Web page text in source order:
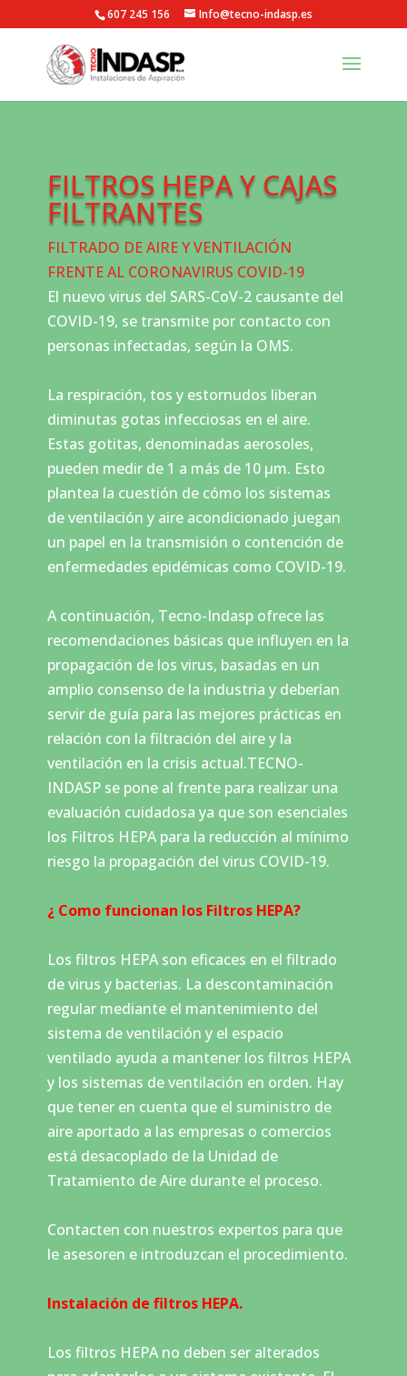
607 245 156 Info@tecno-indasp.es
FILTROS HEPA Y CAJAS
FILTRANTES
FILTRADO DE AIRE Y VENTILACIÓN
FRENTE AL CORONAVIRUS COVID-19
El nuevo virus del SARS-CoV-2 causante del
COVID-19, se transmite por contacto con
personas infectadas, según la OMS.
La respiración, tos y estornudos liberan
diminutas gotas infecciosas en el aire.
Estas gotitas, denominadas aerosoles,
pueden medir de 1 a más de 10 µm. Esto
plantea la cuestión de cómo los sistemas
de ventilación y aire acondicionado juegan
un papel en la transmisión o contención de
enfermedades epidémicas como COVID-19.
A continuación, Tecno-Indasp ofrece las
recomendaciones básicas que influyen en la
propagación de los virus, basadas en un
amplio consenso de la industria y deberían
servir de guía para las mejores prácticas en
relación con la filtración del aire y la
ventilación en la crisis actual.TECNO-
INDASP se pone al frente para realizar una
evaluación cuidadosa ya que son esenciales
los Filtros HEPA para la reducción al mínimo
riesgo la propagación del virus COVID-19.
¿ Como funcionan los Filtros HEPA?
Los filtros HEPA son eficaces en el filtrado
de virus y bacterias. La descontaminación
regular mediante el mantenimiento del
sistema de ventilación y el espacio
ventilado ayuda a mantener los filtros HEPA
y los sistemas de ventilación en orden. Hay
que tener en cuenta que el suministro de
aire aportado a las empresas o comercios
está desacoplado de la Unidad de
Tratamiento de Aire durante el proceso.
Contacten con nuestros expertos para que
le asesoren e introduzcan el procedimiento.
Instalación de filtros HEPA.
Los filtros HEPA no deben ser alterados